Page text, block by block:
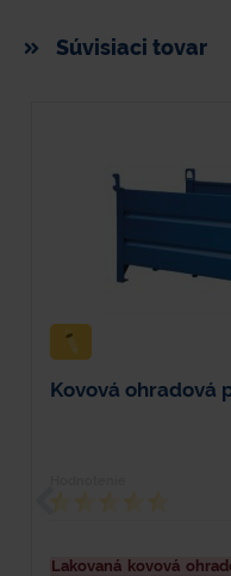
Súvisiaci tovar
Kovová ohradová
Lakovaná kovová